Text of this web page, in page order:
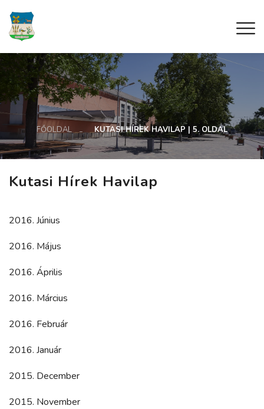
FŐOLDAL KUTASI HÍREK HAVILAP | 5. OLDAL
Kutasi Hírek Havilap
2016. Június
2016. Május
2016. Április
2016. Március
2016. Február
2016. Január
2015. December
2015. November